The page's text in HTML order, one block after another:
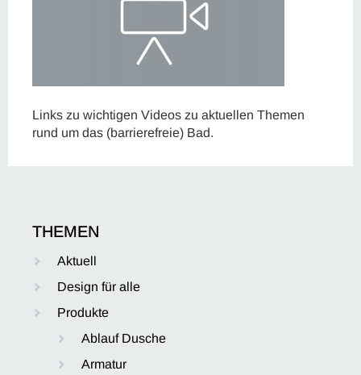
Links zu wichtigen Videos zu aktuellen Themen
rund um das (barrierefreie) Bad.
THEMEN
Aktuell
Design für alle
Produkte
Ablauf Dusche
Armatur